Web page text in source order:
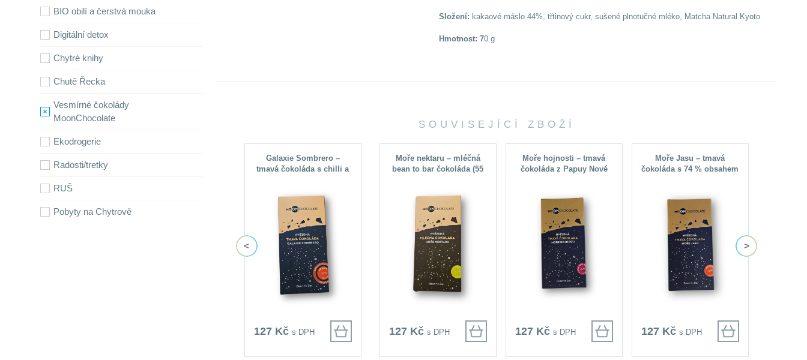
BIO obilí a čerstvá mouka
Digitální detox
Chytré knihy
Chutě Řecka
Vesmírné čokolády
MoonChocolate
Ekodrogerie
Radosti/tretky
RUŠ
Pobyty na Chytrově
Složení: kakaové máslo 44%, třtinový cukr, sušené plnotučné mléko, Matcha Natural Kyoto
Hmotnost: 70 g
SOUVISEJÍCÍ ZBOŽÍ
Galaxie Sombrero –
tmavá čokoláda s chilli a
127 Kč s DPH
Moře nektaru – mléčná
bean to bar čokoláda (55
127 Kč s DPH
Moře hojnosti – tmavá
čokoláda z Papuy Nové
127 Kč s DPH
Moře Jasu – tmavá
čokoláda s 74 % obsahem
127 Kč s DPH